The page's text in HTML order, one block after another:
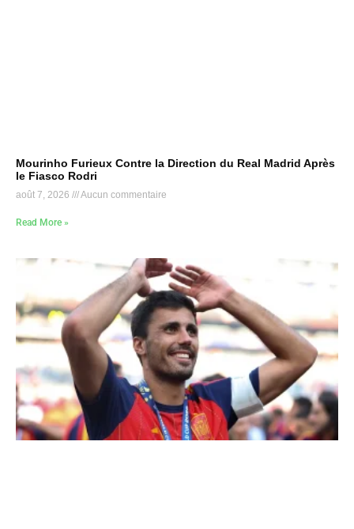
Mourinho Furieux Contre la Direction du Real Madrid Après
le Fiasco Rodri
août 7, 2026 Aucun commentaire
Read More »